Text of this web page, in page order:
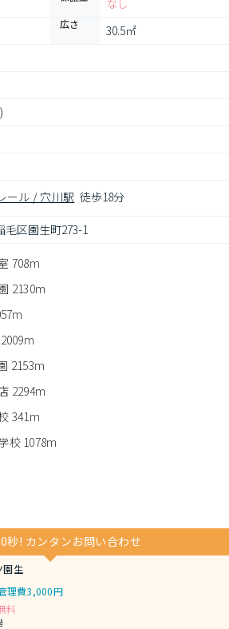
なし
広さ 30.5㎡
ール / 穴川駅 徒歩18分
毛区園生町273-1
708m
2130m
2153m
2294m
341m
校 1078m
秒! カンタンお問い合わせ
園生
理費3,000円
料